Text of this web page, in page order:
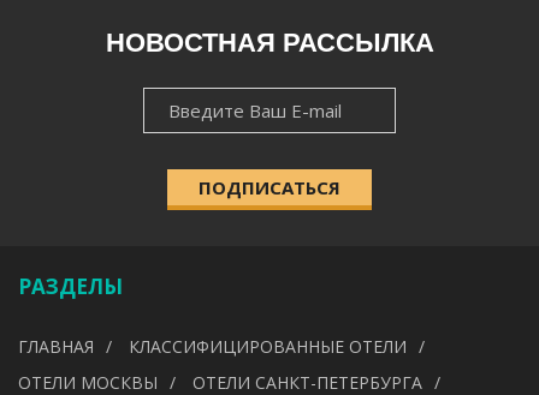
НАСЕЛЁННЫЙ ПУНКТ
НОВОСТНАЯ РАССЫЛКА
ПОДПИСАТЬСЯ
РАЗДЕЛЫ
ГЛАВНАЯ
КЛАССИФИЦИРОВАННЫЕ ОТЕЛИ
ОТЕЛИ МОСКВЫ
ОТЕЛИ САНКТ-ПЕТЕРБУРГА